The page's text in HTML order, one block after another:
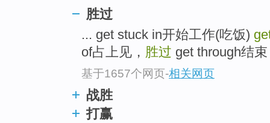
胜过
... get stuck in开始工作(吃饭)
of占上见， 胜过 get through结
基于1657个网页-相关网页
战胜
打赢